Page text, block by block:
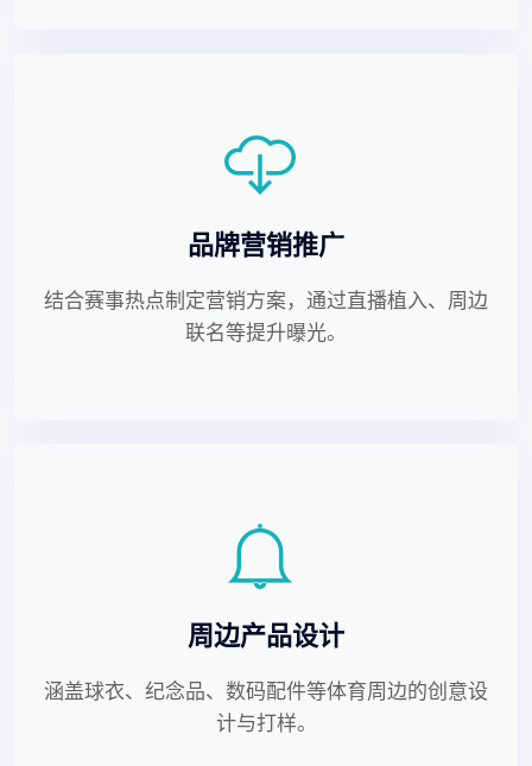
品牌营销推广
结合赛事热点制定营销方案，通过直播植入、周边
联名等提升曝光。
周边产品设计
涵盖球衣、纪念品、数码配件等体育周边的创意设
计与打样。